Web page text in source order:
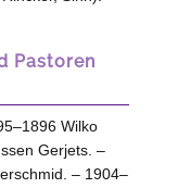
Pastoren
Wilko
Gerjets. –
– 1904–